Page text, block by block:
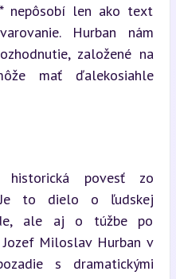
nepôsobí len ako text
Hurban nám
založené na
mať ďalekosiahle
povesť zo
Je to dielo o ľudskej
ale aj o túžbe po
Miloslav Hurban v
s dramatickými